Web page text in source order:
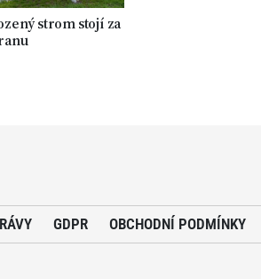
strom stojí za
GDPR OBCHODNÍ PODMÍNKY